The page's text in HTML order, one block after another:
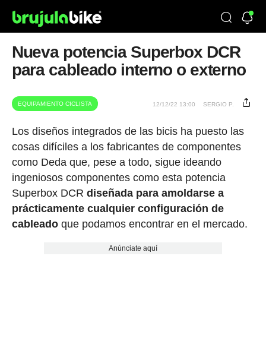
Nueva potencia Superbox DCR
para cableado interno o externo
EQUIPAMIENTO CICLISTA 12/12/22 13:00 SERGIO P.
Los diseños integrados de las bicis ha puesto las
cosas difíciles a los fabricantes de componentes
como Deda que, pese a todo, sigue ideando
ingeniosos componentes como esta potencia
Superbox DCR diseñada para amoldarse a
prácticamente cualquier configuración de
cableadoque podamos encontrar en el mercado.
Anúnciate aquí